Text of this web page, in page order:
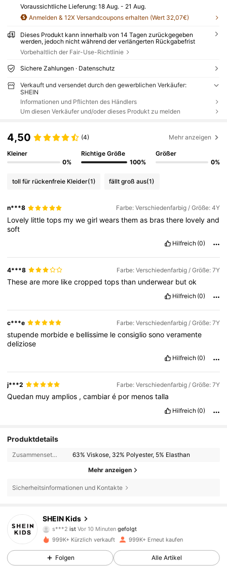
Voraussichtliche Lieferung: 18 Aug. - 21 Aug.
Anmelden & 12X Versandcoupons erhalten (Wert 32,07€)
Dieses Produkt kann innerhalb von 14 Tagen zurückgegeben
werden, jedoch nicht während der verlängerten Rückgabefrist
Vorbehaltlich der Fair-Use-Richtlinie
Sichere Zahlungen · Datenschutz
Verkauft und versendet durch den gewerblichen Verkäufer:
SHEIN
Informationen und Pflichten des Händlers
Um diesen Verkäufer und/oder dieses Produkt zu melden
4,50 (4) Mehr anzeigen
Kleiner
0%
Richtige Größe
100%
Größer
0%
toll für rückenfreie Kleider(1) fällt groß aus(1)
n***8 Farbe: Verschiedenfarbig / Größe: 4Y
Lovely littletops mywegirlwearsthemas brasthere lovelyand
soft
Hilfreich (0)
4***8 Farbe: Verschiedenfarbig / Größe: 7Y
Theseare more likecroppedtopsthan underwear butok
Hilfreich (0)
c***e Farbe: Verschiedenfarbig / Größe: 7Y
stupende morbidee bellissime leconsigliosonoveramente
deliziose
Hilfreich (0)
j***2 Farbe: Verschiedenfarbig / Größe: 7Y
Quedan muyamplios ,cambiaré por menostalla
Hilfreich (0)
Produktdetails
Zusammensetzung: 63% Viskose, 32% Polyester, 5% Elasthan
Mehr anzeigen
Sicherheitsinformationen und Kontakte
SHEIN Kids
s***2istVor 10 Minuten
r***3ist am Durchsuchen
4,89
808K Follower
999K+ Kürzlich verkauft 999K+ Erneut kaufen
Folgen Alle Artikel